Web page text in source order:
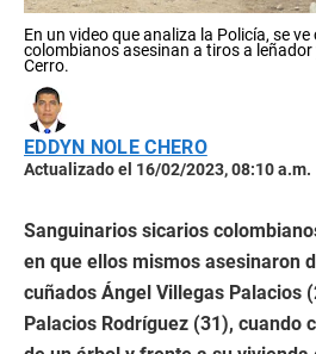
En un video que analiza la Policía, se
colombianos asesinan a tiros a leñador
Cerro.
EDDYN NOLE CHERO
Actualizado el 16/02/2023, 08:10 a.m.
Sanguinarios sicarios
en que ellos mismos asesinaron
cuñados Ángel Villegas Palacios
Palacios Rodríguez (31), cuando